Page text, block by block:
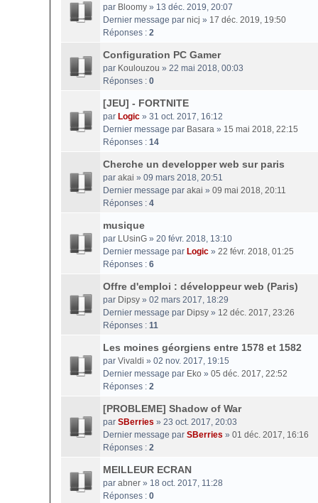
par Bloomy » 13 déc. 2019, 20:07
Dernier message par nicj » 17 déc. 2019, 19:50
Réponses : 2
Configuration PC Gamer
par Koulouzou » 22 mai 2018, 00:03
Réponses : 0
[JEU] - FORTNITE
par Logic » 31 oct. 2017, 16:12
Dernier message par Basara » 15 mai 2018, 22:15
Réponses : 14
Cherche un developper web sur paris
par akai » 09 mars 2018, 20:51
Dernier message par akai » 09 mai 2018, 20:11
Réponses : 4
musique
par LUsinG » 20 févr. 2018, 13:10
Dernier message par Logic » 22 févr. 2018, 01:25
Réponses : 6
Offre d'emploi : développeur web (Paris)
par Dipsy » 02 mars 2017, 18:29
Dernier message par Dipsy » 12 déc. 2017, 23:26
Réponses : 11
Les moines géorgiens entre 1578 et 1582
par Vivaldi » 02 nov. 2017, 19:15
Dernier message par Eko » 05 déc. 2017, 22:52
Réponses : 2
[PROBLEME] Shadow of War
par SBerries » 23 oct. 2017, 20:03
Dernier message par SBerries » 01 déc. 2017, 16:16
Réponses : 2
MEILLEUR ECRAN
par abner » 18 oct. 2017, 11:28
Réponses : 0